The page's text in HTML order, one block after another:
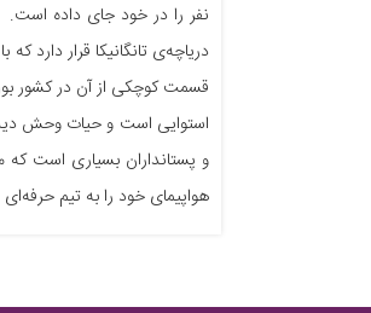
نفر را در خود جای داده
دریاچه‌ی تانگانیکا قرار دارد
قسمت کوچکی از آن در کشور
استوایی است و حیات وحش
و پستانداران بسیاری است که
هواپیمای خود را به تیم حرفه‌ای